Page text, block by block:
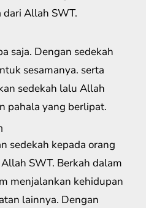
Allah SWT.
saja. Dengan sedekah
sesamanya. serta
sedekah lalu Allah
pahala yang berlipat.
sedekah kepada orang
SWT. Berkah dalam
menjalankan kehidupan
lainnya. Dengan